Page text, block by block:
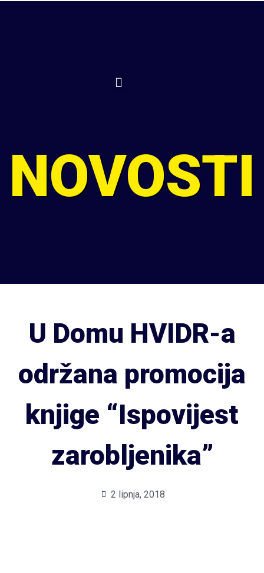
NOVOSTI
U Domu HVIDR-a
održana promocija
knjige “Ispovijest
zarobljenika”
2 lipnja, 2018